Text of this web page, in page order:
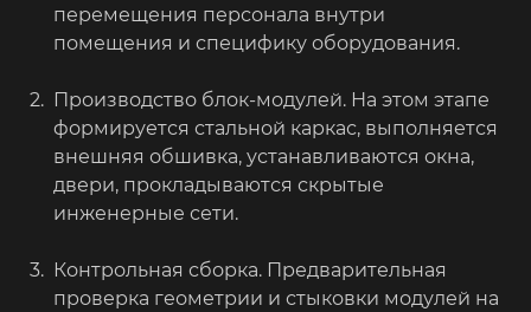
перемещения персонала внутри
помещения и специфику оборудования.
Производство блок-модулей. На этом этапе
формируется стальной каркас, выполняется
внешняя обшивка, устанавливаются окна,
двери, прокладываются скрытые
инженерные сети.
Контрольная сборка. Предварительная
проверка геометрии и стыковки модулей на